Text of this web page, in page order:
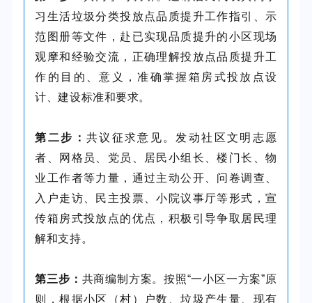
习生活垃圾分类投放点品质提升工作指引、示
范图册等文件，赴已实现品质提升的小区现场
观摩和经验交流，正确理解投放点品质提升工
作的目的、意义，准确掌握箱房式投放点设
计、建设标准和要求。
第二步： 共议征求意见。发动社区文明志愿
者、网格员、党员、居民小组长、楼门长、物
业工作者等力量，通过主动公开、问卷调查、
入户走访、民主投票、小院议事厅等形式，宣
传箱房式投放点的优点，积极引导争取居民理
解和支持。
第三步： 共商编制方案。按照“一小区一方案”原
则，根据小区（村）户数、垃圾产生量、现有